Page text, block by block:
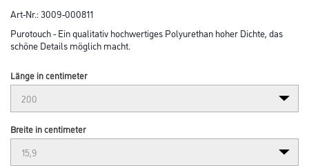
Art-Nr.:3009-000811
Purotouch - Ein qualitativ hochwertiges Polyurethan hoher Dichte, das
schöne Details möglich macht.
Länge in centimeter
Breite in centimeter